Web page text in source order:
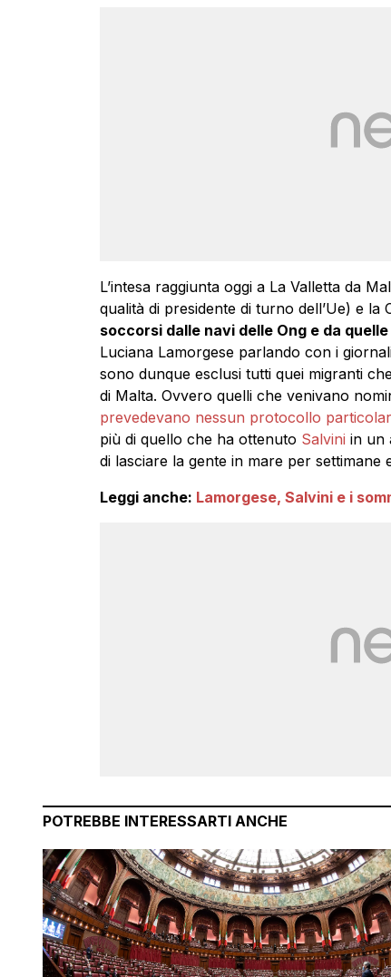
L’intesa raggiunta oggi a La Valletta da
qualità di presidente di turno dell’Ue) e la
soccorsi dalle navi delle Ong e da
Luciana Lamorgese parlando con i
sono dunque esclusi tutti quei migranti
di Malta. Ovvero quelli che venivano
prevedevano nessun protocollo
più di quello che ha ottenuto Salvini in un
di lasciare la gente in mare per
Leggi anche: Lamorgese, Salvini e i
POTREBBE INTERESSARTI ANCHE